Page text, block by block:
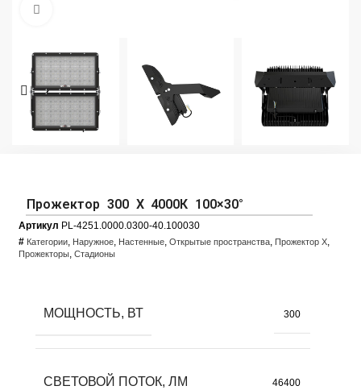
Прожектор 300 X 4000К 100×30°
Артикул PL-4251.0000.0300-40.100030
# Категории, Наружное, Настенные, Открытые пространства, Прожектор X,
Прожекторы, Стадионы
МОЩНОСТЬ, ВТ 300
СВЕТОВОЙ ПОТОК, ЛМ 46400